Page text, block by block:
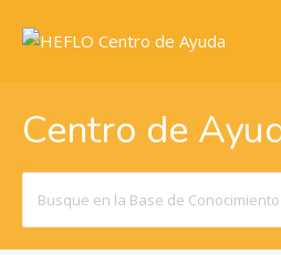
Centro de
For